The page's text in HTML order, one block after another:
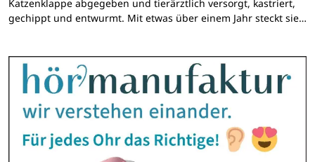
Katzenklappe abgegeben und tierärztlich versorgt, kastriert,
gechippt und entwurmt. Mit etwas über einem Jahr steckt sie…